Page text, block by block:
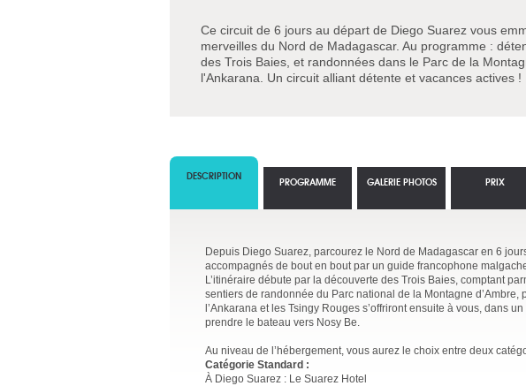
Ce circuit de 6 jours au départ de Diego Suarez vous
merveilles du Nord de Madagascar. Au programme :
des Trois Baies, et randonnées dans le Parc de la
l'Ankarana. Un circuit alliant détente et vacances actives !
DESCRIPTION
Depuis Diego Suarez, parcourez le Nord de Madagascar en 6
accompagnés de bout en bout par un guide francophone
L’itinéraire débute par la découverte des Trois Baies, comptant
sentiers de randonnée du Parc national de la Montagne
l’Ankarana et les Tsingy Rouges s’offriront ensuite à vous, dans
prendre le bateau vers Nosy Be.
Au niveau de l’hébergement, vous aurez le choix entre deux
Catégorie Standard :
À Diego Suarez : Le Suarez Hotel
PROGRAMME GALERIE PHOTOS PRIX